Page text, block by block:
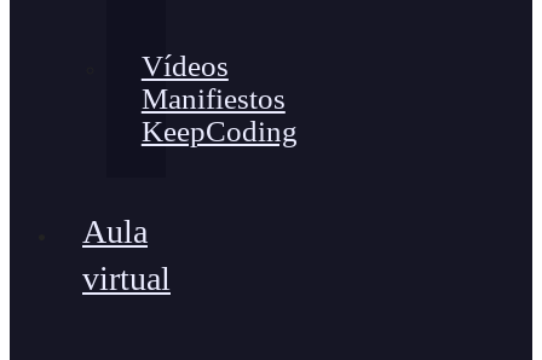
Vídeos
Manifiestos
KeepCoding
Aula
virtual